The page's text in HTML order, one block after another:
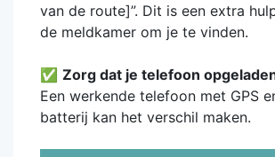
van de route]”. Dit is een extra
de meldkamer om je te vinden.
✅ Zorg dat je telefoon
Een werkende telefoon met GPS
batterij kan het verschil maken.